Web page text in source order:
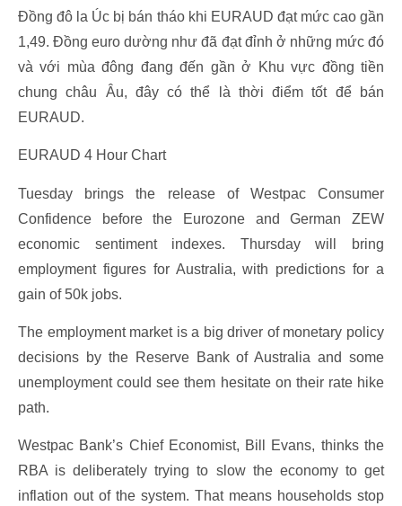
Đồng đô la Úc bị bán tháo khi EURAUD đạt mức cao gần
1,49. Đồng euro dường như đã đạt đỉnh ở những mức đó
và với mùa đông đang đến gần ở Khu vực đồng tiền
chung châu Âu, đây có thể là thời điểm tốt để bán
EURAUD.
EURAUD 4 Hour Chart
Tuesday brings the release of Westpac Consumer
Confidence before the Eurozone and German ZEW
economic sentiment indexes. Thursday will bring
employment figures for Australia, with predictions for a
gain of 50k jobs.
The employment market is a big driver of monetary policy
decisions by the Reserve Bank of Australia and some
unemployment could see them hesitate on their rate hike
path.
Westpac Bank’s Chief Economist, Bill Evans, thinks the
RBA is deliberately trying to slow the economy to get
inflation out of the system. That means households stop